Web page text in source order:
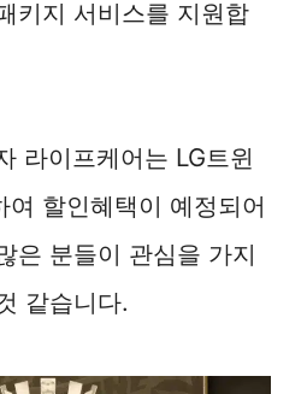
키지 서비스를 지원합
라이프케어는 LG트윈
할인혜택이 예정되어
은 분들이 관심을 가지
같습니다.